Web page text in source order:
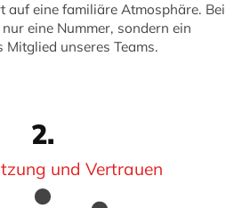
auf eine familiäre Atmosphäre. Bei
eine Nummer, sondern ein
Mitglied unseres Teams.
2.
und Vertrauen